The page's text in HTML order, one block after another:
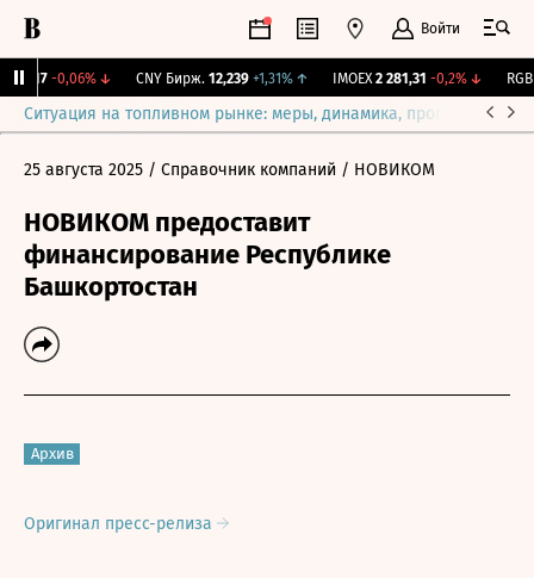
Войти
-0,06%↓ CNY Бирж. 12,239 +1,31% ↑ IMOEX 2 281,31 -0,2%↓
Ситуация на топливном рынке: меры, динамика, прогнозы
25 августа 2025 / Справочник компаний / НОВИКОМ
НОВИКОМ предоставит
финансирование Республике
Башкортостан
Архив
Оригинал пресс-релиза